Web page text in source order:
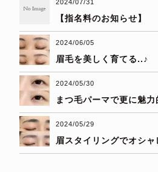
2024/07/31
【指名料のお知らせ】
2024/06/05
眉毛を美しく育てる..♪
2024/05/30
まつ毛パーマで更に魅
2024/05/29
眉スタイリングでオシ